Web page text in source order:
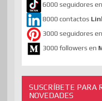
6000 seguidores en
8000 contactos
3000 seguidores en
3000 followers en
SUSCRÍBETE PARA
NOVEDADES